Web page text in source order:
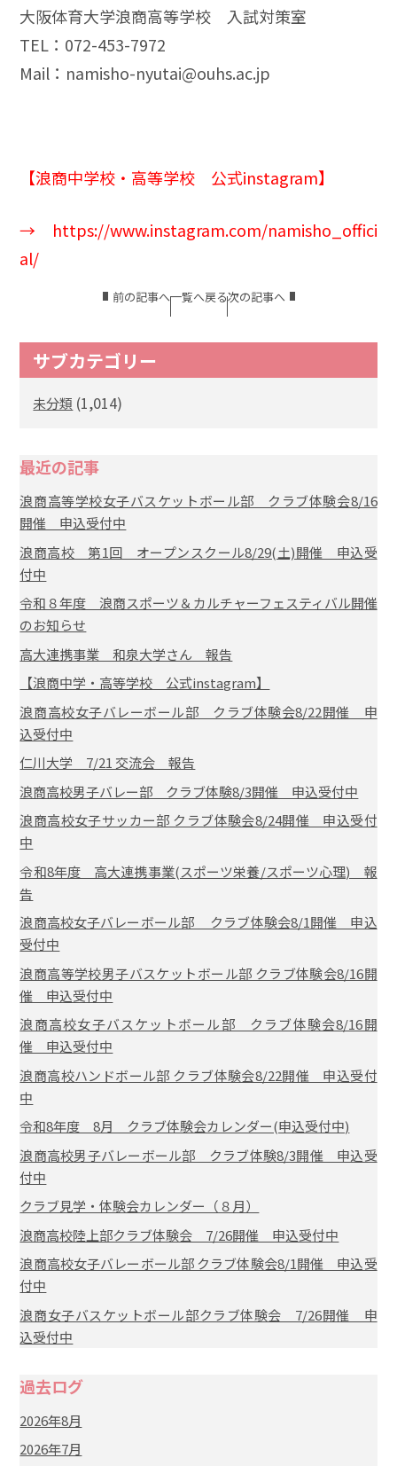
大阪体育大学浪商高等学校 入試対策室
TEL：072-453-7972
Mail： namisho-nyutai@ouhs.ac.jp
【浪商中学校・高等学校 公式instagram】
→ https://www.instagram.com/namisho_offici
al/
前の記事へ一覧へ戻る次の記事へ
サブカテゴリー
未分類 (1,014)
最近の記事
浪商高等学校女子バスケットボール部 クラブ体験会8/16
開催 申込受付中
浪商高校 第1回 オープンスクール8/29(土)開催 申込受
付中
令和８年度 浪商スポーツ＆カルチャーフェスティバル開催
のお知らせ
高大連携事業 和泉大学さん 報告
【浪商中学・高等学校 公式instagram】
浪商高校女子バレーボール部 クラブ体験会8/22開催 申
込受付中
仁川大学 7/21 交流会 報告
浪商高校男子バレー部 クラブ体験8/3開催 申込受付中
浪商高校女子サッカー部 クラブ体験会8/24開催 申込受付
中
令和8年度 高大連携事業(スポーツ栄養/スポーツ心理) 報
告
浪商高校女子バレーボール部 クラブ体験会8/1開催 申込
受付中
浪商高等学校男子バスケットボール部 クラブ体験会8/16開
催 申込受付中
浪商高校女子バスケットボール部 クラブ体験会8/16開
催 申込受付中
浪商高校ハンドボール部 クラブ体験会8/22開催 申込受付
中
令和8年度 8月 クラブ体験会カレンダー(申込受付中)
浪商高校男子バレーボール部 クラブ体験8/3開催 申込受
付中
クラブ見学・体験会カレンダー（８月）
浪商高校陸上部クラブ体験会 7/26開催 申込受付中
浪商高校女子バレーボール部 クラブ体験会8/1開催 申込受
付中
浪商女子バスケットボール部クラブ体験会 7/26開催 申
込受付中
過去ログ
2026年8月
2026年7月